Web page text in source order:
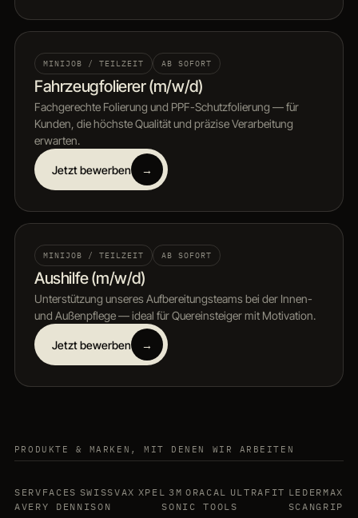
MINIJOB / TEILZEIT AB SOFORT
Fahrzeugfolierer (m/w/d)
Fachgerechte Folierung und PPF-Schutzfolierung — für
Kunden, die höchste Qualität und präzise Verarbeitung
erwarten.
Jetzt bewerben →
MINIJOB / TEILZEIT AB SOFORT
Aushilfe (m/w/d)
Unterstützung unseres Aufbereitungsteams bei der Innen-
und Außenpflege — ideal für Quereinsteiger mit Motivation.
Jetzt bewerben →
PRODUKTE & MARKEN, MIT DENEN WIR ARBEITEN
SERVFACES SWISSVAX XPEL 3M ORACAL ULTRAFIT LEDERMAX
AVERY DENNISON
SONIC TOOLS SCANGRIP